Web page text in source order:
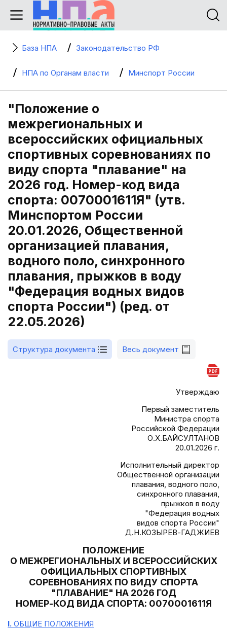
База НПА Законодательство РФ
НПА по Органам власти Минспорт России
"Положение о
межрегиональных и
всероссийских официальных
спортивных соревнованиях по
виду спорта "плавание" на
2026 год. Номер-код вида
спорта: 0070001611Я" (утв.
Минспортом России
20.01.2026, Общественной
организацией плавания,
водного поло, синхронного
плавания, прыжков в воду
"Федерация водных видов
спорта России") (ред. от
22.05.2026)
Структура документа Весь документ
Утверждаю
Первый заместитель
Министра спорта
Российской Федерации
О.Х.БАЙСУЛТАНОВ
20.01.2026 г.
Исполнительный директор
Общественной организации
плавания, водного поло,
синхронного плавания,
прыжков в воду
"Федерация водных
видов спорта России"
Д.Н.КОЗЫРЕВ-ГАДЖИЕВ
ПОЛОЖЕНИЕ
О МЕЖРЕГИОНАЛЬНЫХ И ВСЕРОССИЙСКИХ
ОФИЦИАЛЬНЫХ СПОРТИВНЫХ
СОРЕВНОВАНИЯХ ПО ВИДУ СПОРТА
"ПЛАВАНИЕ" НА 2026 ГОД
НОМЕР-КОД ВИДА СПОРТА: 0070001611Я
I. ОБЩИЕ ПОЛОЖЕНИЯ